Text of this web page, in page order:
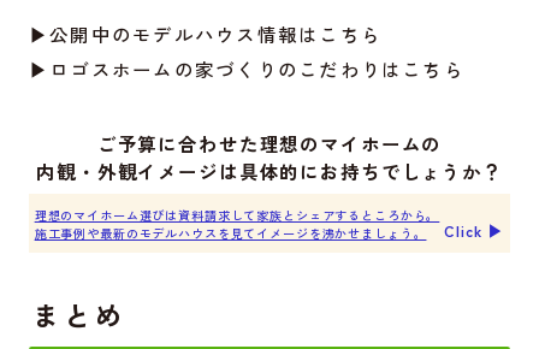
▶公開中のモデルハウス情報はこちら
▶ロゴスホームの家づくりのこだわりはこちら
ご予算に合わせた理想のマイホームの
内観・外観イメージは具体的にお持ちでしょうか？
理想のマイホーム選びは資料請求して家族とシェアするところから。
施工事例や最新のモデルハウスを見てイメージを沸かせましょう。
Click ▶︎
まとめ